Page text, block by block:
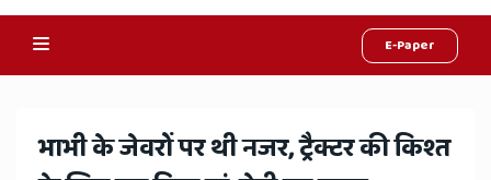
E-Paper
Hindi
भाभी के जेवरों पर थी नजर, ट्रैक्टर की किश्त